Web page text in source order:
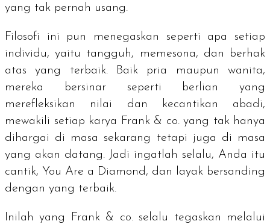
yang tak pernah usang.
Filosofi ini pun menegaskan seperti apa setiap
individu, yaitu tangguh, memesona, dan berhak
atas yang terbaik. Baik pria maupun wanita,
mereka bersinar seperti berlian yang
merefleksikan nilai dan kecantikan abadi,
mewakili setiap karya Frank & co. yang tak hanya
dihargai di masa sekarang tetapi juga di masa
yang akan datang. Jadi ingatlah selalu, Anda itu
cantik, You Are a Diamond , dan layak bersanding
dengan yang terbaik.
Inilah yang Frank & co. selalu tegaskan melalui